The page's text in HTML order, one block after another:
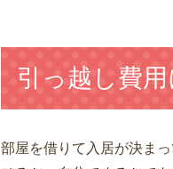
引っ越し費
部屋を借りて入居が決ま